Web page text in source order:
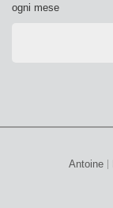
ogni mese
Antoine